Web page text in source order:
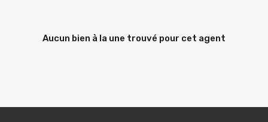
Aucun bien à la une trouvé pour cet agent